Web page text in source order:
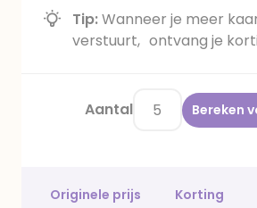
Tip:Wanneer je meer
verstuurt, ontvang je
Aantal Bereken
Originele prijs Korting